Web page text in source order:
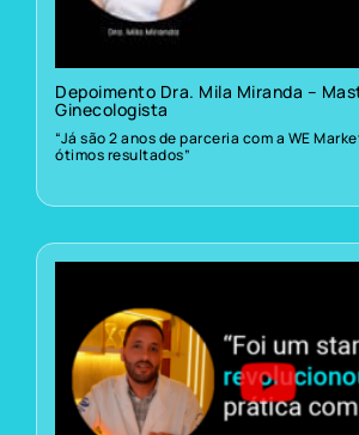
Depoimento Dra. Mila Miranda –
Ginecologista
“Já são 2 anos de parceria com a WE
ótimos resultados”